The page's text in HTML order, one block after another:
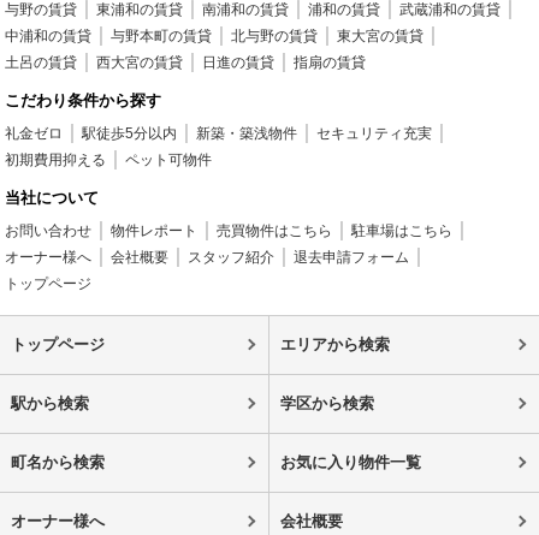
与野の賃貸
東浦和の賃貸 南浦和の賃貸 浦和の賃貸
武蔵浦和の賃貸
中浦和の賃貸
与野本町の賃貸 北与野の賃貸
東大宮の賃貸
土呂の賃貸
西大宮の賃貸 日進の賃貸 指扇の賃貸
こだわり条件から探す
礼金ゼロ 駅徒歩5分以内 新築・築浅物件
セキュリティ充実
初期費用抑える
ペット可物件
当社について
お問い合わせ 物件レポート 売買物件はこちら
駐車場はこちら
オーナー様へ
会社概要 スタッフ紹介
退去申請フォーム
トップページ
トップページ エリアから検索
駅から検索 学区から検索
町名から検索 お気に入り物件一覧
オーナー様へ 会社概要